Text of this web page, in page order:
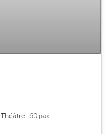
Théâtre:60pax